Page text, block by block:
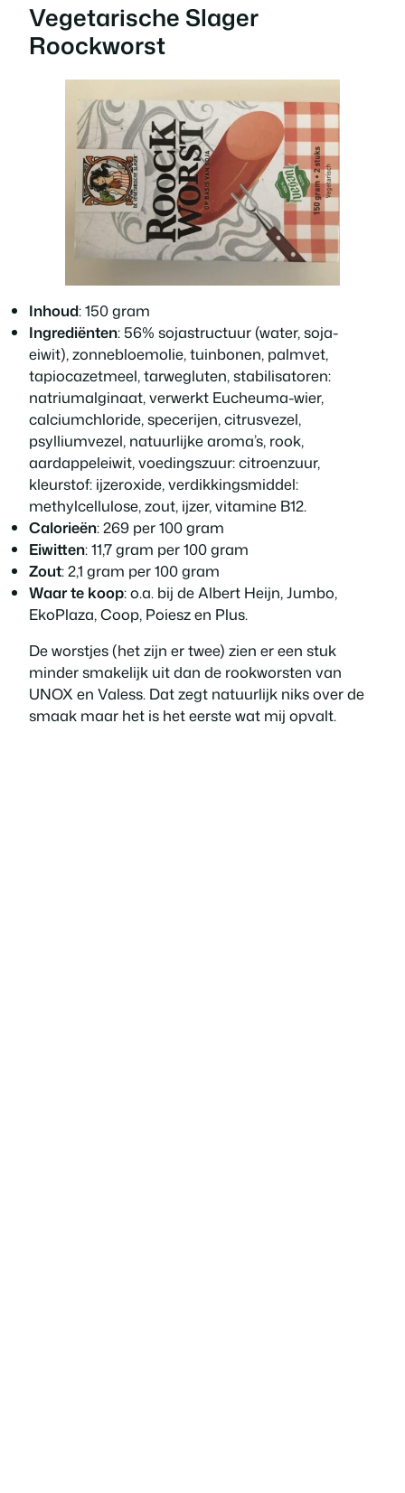
Vegetarische Slager
Roockworst
Inhoud: 150 gram
Ingrediënten: 56% sojastructuur (water, soja-
eiwit), zonnebloemolie, tuinbonen, palmvet,
tapiocazetmeel, tarwegluten, stabilisatoren:
natriumalginaat, verwerkt Eucheuma-wier,
calciumchloride, specerijen, citrusvezel,
psylliumvezel, natuurlijke aroma’s, rook,
aardappeleiwit, voedingszuur: citroenzuur,
kleurstof: ijzeroxide, verdikkingsmiddel:
methylcellulose, zout, ijzer, vitamine B12.
Calorieën: 269 per 100 gram
Eiwitten: 11,7 gram per 100 gram
Zout: 2,1 gram per 100 gram
Waar te koop: o.a. bij de Albert Heijn, Jumbo,
EkoPlaza, Coop, Poiesz en Plus.
De worstjes (het zijn er twee) zien er een stuk
minder smakelijk uit dan de rookworsten van
UNOX en Valess. Dat zegt natuurlijk niks over de
smaak maar het is het eerste wat mij opvalt.